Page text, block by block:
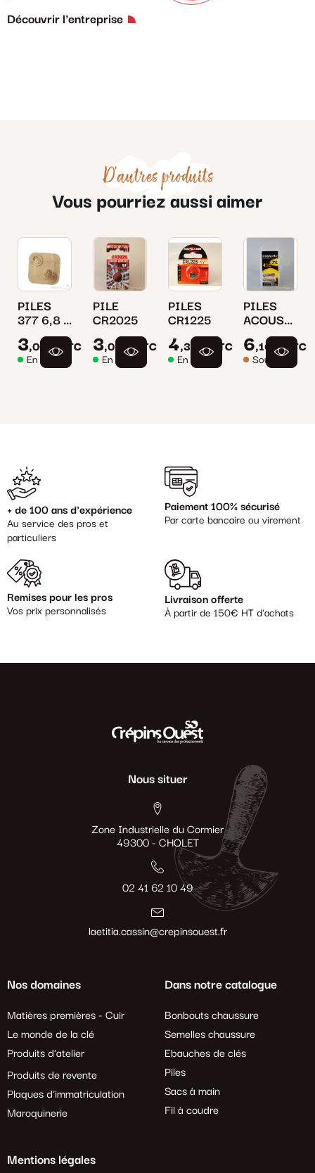
Découvrir l'entreprise
D'autres produits
Vous pourriez aussi aimer
PILES
377 6,8 x
2,6 mm
30mAH
3,00 € TTC
En stock
PILE
CR2025
3,08 € TTC
En stock
PILES
CR1225
4,34 € TTC
En stock
PILES
ZA 312
Spécial
180 mah
6,16 € TTC
Sous délai
+ de 100 ans d'expérience
Au service des pros et
particuliers
Paiement 100% sécurisé
Par carte bancaire ou virement
Remises pour les pros
Vos prix personnalisés
Livraison offerte
À partir de 150€ HT d'achats
Nous situer
Zone Industrielle du Cormier
49300 - CHOLET
02 41 62 10 49
laetitia.cassin@crepinsouest.fr
Nos domaines
Matières premières - Cuir
Le monde de la clé
Produits d'atelier
Produits de revente
Plaques d'immatriculation
Maroquinerie
Dans notre catalogue
Bonbouts chaussure
Semelles chaussure
Ebauches de clés
Piles
Sacs à main
Fil à coudre
Mentions légales